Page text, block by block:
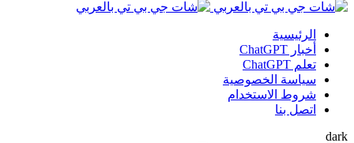
الرئيسية
أخبار ChatGPT
تعلم ChatGPT
سياسة الخصوصية
شروط الاستخدام
اتصل بنا
dark